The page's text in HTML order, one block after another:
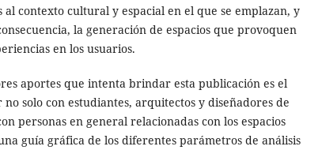
al contexto cultural y espacial en el que se emplazan, y
la generación de espacios que provoquen
en los usuarios.
aportes que intenta brindar esta publicación es el
solo con estudiantes, arquitectos y diseñadores de
personas en general relacionadas con los espacios
guía gráfica de los diferentes parámetros de análisis